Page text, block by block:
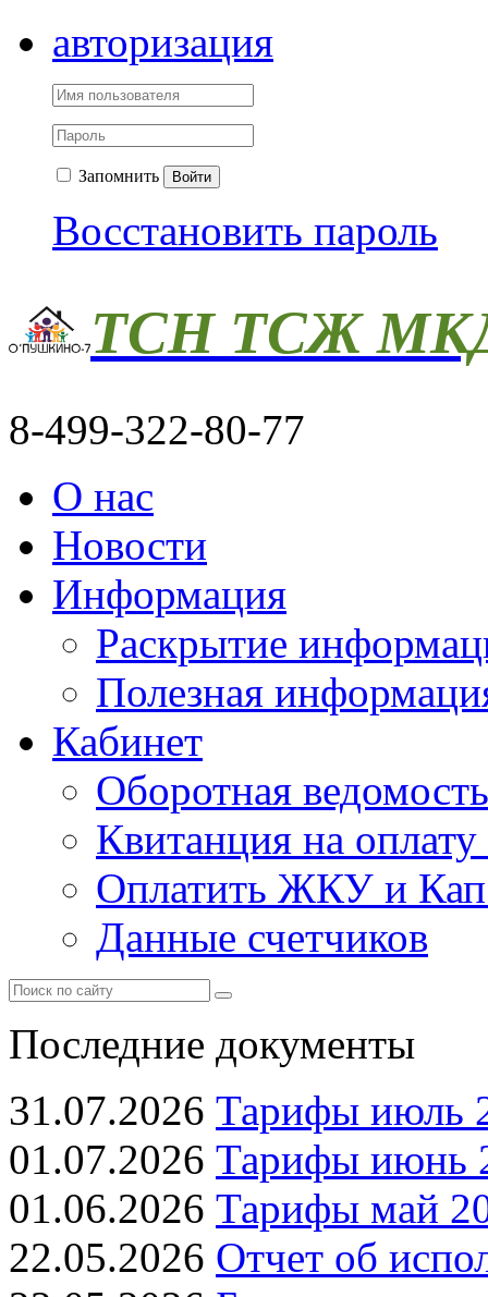
авторизация
Запомнить Войти
Восстановить пароль
ТСН ТСЖ
8-499-322-80-77
О нас
Новости
Информация
Раскрытие
Полезная
Кабинет
Оборотная ведомость
Квитанция на
Оплатить ЖКУ и
Данные счетчиков
Последние документы
31.07.2026 Тарифы июль
01.07.2026 Тарифы июнь
01.06.2026 Тарифы май
22.05.2026 Отчет об